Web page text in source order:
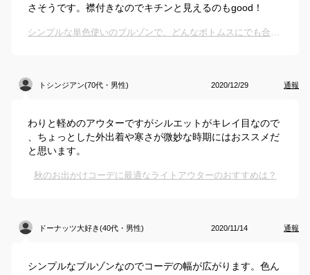
さそうです。襟付きなのでキチンと見えるのもgood！
シンプルな単色使いのブルゾンで、どんなボトムスにでも合いそうなものは？
トシンジアン(70代・男性) 2020/12/29 通報
わりと軽めのアウターですがシルエットがキレイ目なので
、ちょっとした外出着や寒さが微妙な時期にはおススメだ
と思います。
秋のお出かけコーデに最適なライトアウターのおすすめは？
ドーナッツ大好き(40代・男性) 2020/11/14 通報
シンプルなブルゾンなのでコーデの幅が広がります。色ん